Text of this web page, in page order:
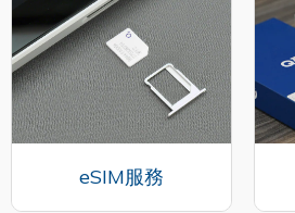
eSIM服務